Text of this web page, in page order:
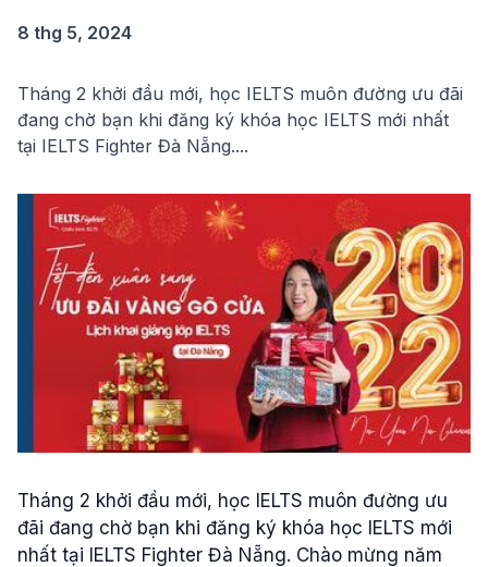
8 thg 5, 2024
Tháng 2 khởi đầu mới, học IELTS muôn đường ưu đãi
đang chờ bạn khi đăng ký khóa học IELTS mới nhất
tại IELTS Fighter Đà Nẵng....
Tháng 2 khởi đầu mới, học IELTS muôn đường ưu
đãi đang chờ bạn khi đăng ký khóa học IELTS mới
nhất tại IELTS Fighter Đà Nẵng. Chào mừng năm